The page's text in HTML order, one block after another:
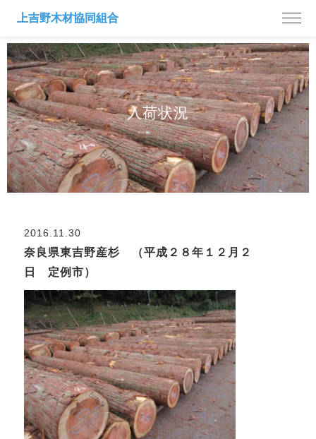
入荷状況
2016.11.30
奈良県東吉野産杉 （平成２８年１２月２
日 定例市）